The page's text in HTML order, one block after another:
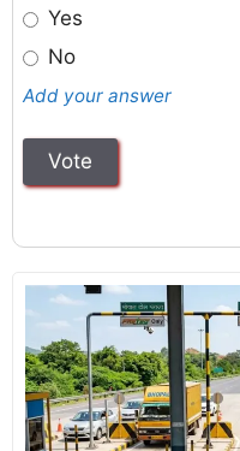
Yes
No
Add your answer